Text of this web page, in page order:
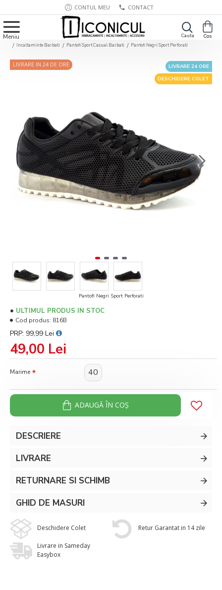
CONTUL MEU CONTACT
Incaltaminte Barbati Pantofi Sport Casual Barbati Pantofi Negri Sport Perforati
DESCHIDERE COLET
LIVRARE 24 ORE
LIVRARE IN 24 DE ORE
Pantofi Negri Sport Perforati
49,00 Lei
PRP: 99,99 Lei
ULTIMUL PRODUS IN STOC
Cod produs: 816B
Marime 40
ADAUGĂ ÎN COŞ
DESCRIERE
LIVRARE
RETURNARE SI SCHIMB
GHID DE MASURI
Deschidere Colet Retur Garantat in 14 zile
Livrare in Sameday
Easybox